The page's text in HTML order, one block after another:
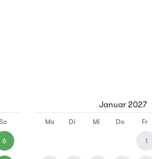
6
Januar 2027
Mo Di Mi Do Fr
1